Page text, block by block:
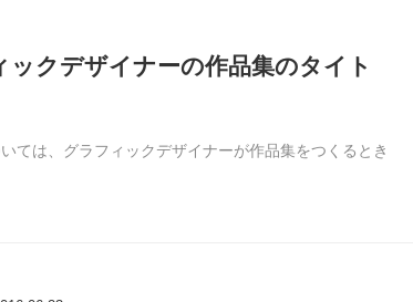
ックデザイナーの作品集のタイト
ては、グラフィックデザイナーが作品集をつくるとき